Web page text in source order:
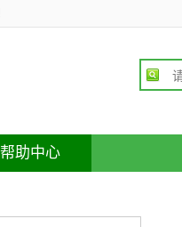
帮助中心